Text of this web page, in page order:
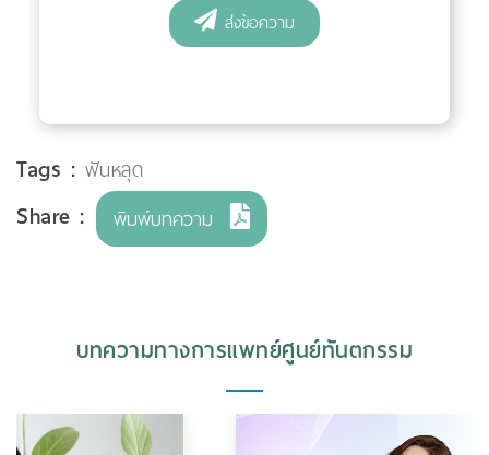
Tags : ฟันหลุด
Share : พิมพ์บทความ
บทความทางการแพทย์ศูนย์ทันตกรรม